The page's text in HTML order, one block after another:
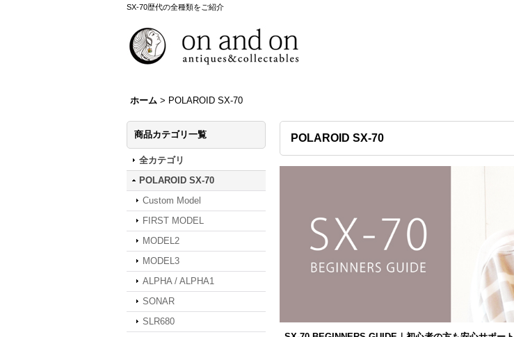
SX-70歴代の全種類をご紹介
ホーム > POLAROID SX-70
商品カテゴリ一覧
全カテゴリ
POLAROID SX-70
Custom Model
FIRST MODEL
MODEL2
MODEL3
ALPHA / ALPHA1
SONAR
SLR680
POLAROID SX-70